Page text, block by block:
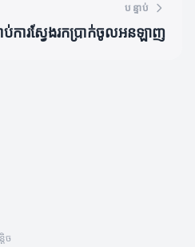
បន្ទាប់
ប់​ការ​ស្វែងរកប្រាក់ចូលអនឡាញ
ច